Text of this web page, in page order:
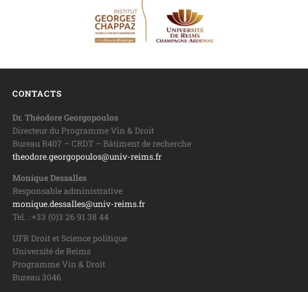
CONTACTS
Dr. Théodore Georgopoulos
Directeur du Programme Vin & Droit
Bureau R407 – CRDT – Bâtiment de recherche
theodore.georgopoulos@univ-reims.fr
Monique Dessalles
Responsable administrative
monique.dessalles@univ-reims.fr
Tel. : +33 (0)3 26 91 38 44
UFR Droit et Science politique
Université de Reims
Programme Vin & Droit
Bureau 3046